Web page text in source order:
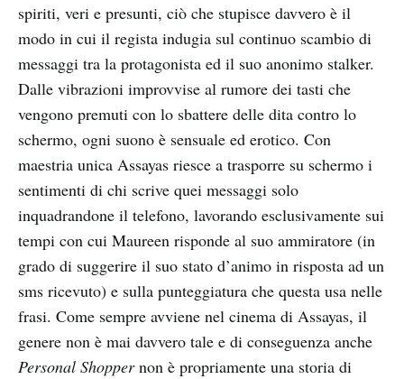
spiriti, veri e presunti, ciò che stupisce davvero è il
modo in cui il regista indugia sul continuo scambio di
messaggi tra la protagonista ed il suo anonimo stalker.
Dalle vibrazioni improvvise al rumore dei tasti che
vengono premuti con lo sbattere delle dita contro lo
schermo, ogni suono è sensuale ed erotico. Con
maestria unica Assayas riesce a trasporre su schermo i
sentimenti di chi scrive quei messaggi solo
inquadrandone il telefono, lavorando esclusivamente sui
tempi con cui Maureen risponde al suo ammiratore (in
grado di suggerire il suo stato d’animo in risposta ad un
sms ricevuto) e sulla punteggiatura che questa usa nelle
frasi. Come sempre avviene nel cinema di Assayas, il
genere non è mai davvero tale e di conseguenza anche
Personal Shoppernon è propriamente una storia di